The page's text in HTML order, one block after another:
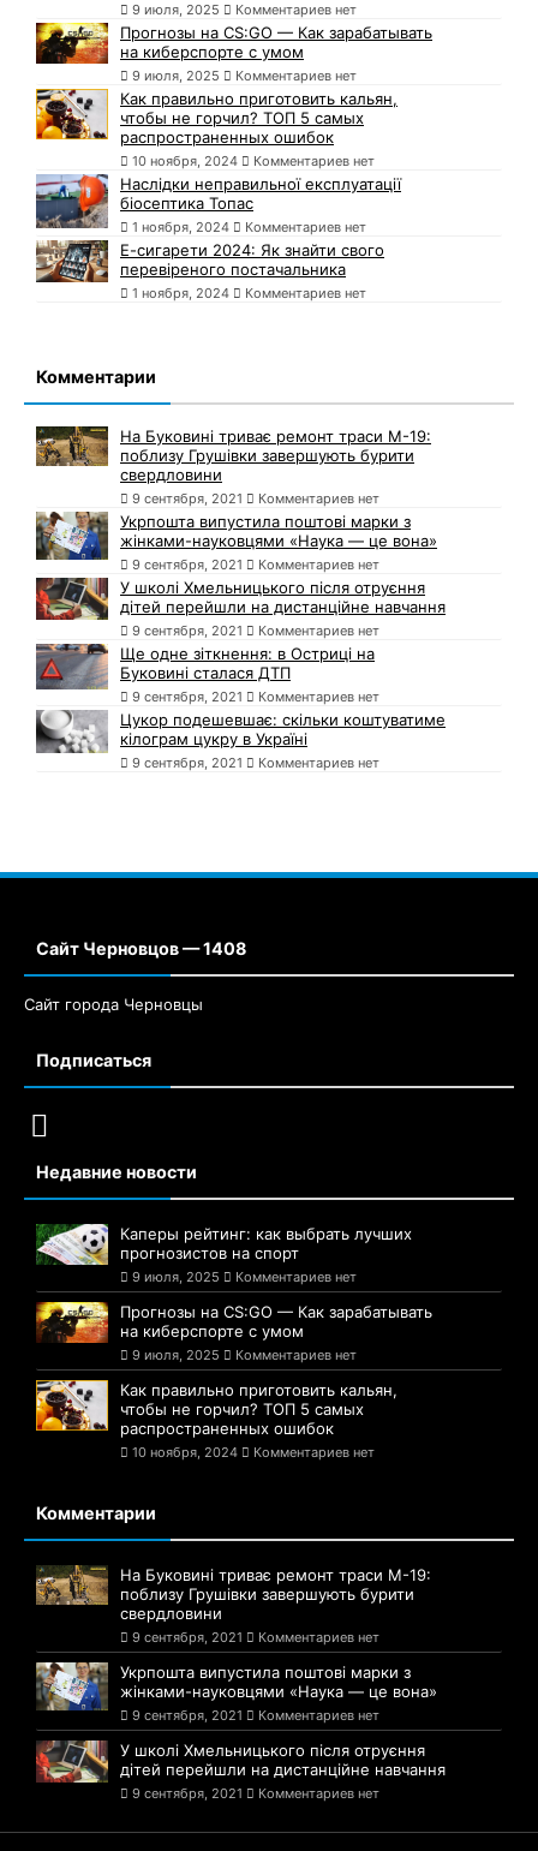
9 июля, 2025 Комментариев нет
Прогнозы на CS:GO — Как зарабатывать
на киберспорте с умом
9 июля, 2025 Комментариев нет
Как правильно приготовить кальян,
чтобы не горчил? ТОП 5 самых
распространенных ошибок
10 ноября, 2024 Комментариев нет
Наслідки неправильної експлуатації
біосептика Топас
1 ноября, 2024 Комментариев нет
Е-сигарети 2024: Як знайти свого
перевіреного постачальника
1 ноября, 2024 Комментариев нет
Комментарии
На Буковині триває ремонт траси М-19:
поблизу Грушівки завершують бурити
свердловини
9 сентября, 2021 Комментариев нет
Укрпошта випустила поштові марки з
жінками-науковцями «Наука — це вона»
9 сентября, 2021 Комментариев нет
У школі Хмельницького після отруєння
дітей перейшли на дистанційне навчання
9 сентября, 2021 Комментариев нет
Ще одне зіткнення: в Остриці на
Буковині сталася ДТП
9 сентября, 2021 Комментариев нет
Цукор подешевшає: скільки коштуватиме
кілограм цукру в Україні
9 сентября, 2021 Комментариев нет
Сайт Черновцов — 1408
Сайт города Черновцы
Подписаться
Недавние новости
Каперы рейтинг: как выбрать лучших
прогнозистов на спорт
9 июля, 2025 Комментариев нет
Прогнозы на CS:GO — Как зарабатывать
на киберспорте с умом
9 июля, 2025 Комментариев нет
Как правильно приготовить кальян,
чтобы не горчил? ТОП 5 самых
распространенных ошибок
10 ноября, 2024 Комментариев нет
Комментарии
На Буковині триває ремонт траси М-19:
поблизу Грушівки завершують бурити
свердловини
9 сентября, 2021 Комментариев нет
Укрпошта випустила поштові марки з
жінками-науковцями «Наука — це вона»
9 сентября, 2021 Комментариев нет
У школі Хмельницького після отруєння
дітей перейшли на дистанційне навчання
9 сентября, 2021 Комментариев нет